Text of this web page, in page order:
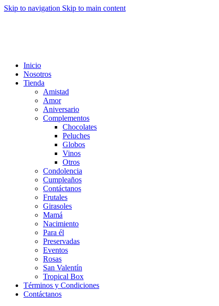
Skip to navigation Skip to main content
Inicio
Nosotros
Tienda
Amistad
Amor
Aniversario
Complementos
Chocolates
Peluches
Globos
Vinos
Otros
Condolencia
Cumpleaños
Contáctanos
Frutales
Girasoles
Mamá
Nacimiento
Para él
Preservadas
Eventos
Rosas
San Valentín
Tropical Box
Términos y Condiciones
Contáctanos